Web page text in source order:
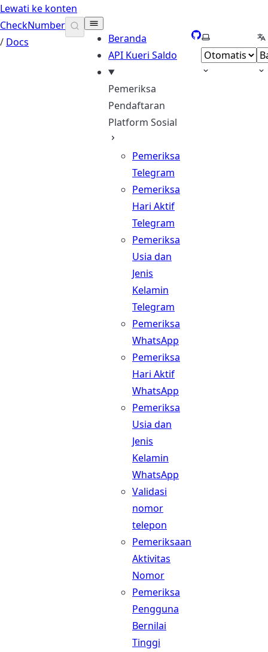
Lewati ke konten
CheckNumber
/ Docs
Beranda
API Kueri Saldo
Pemeriksa
Pendaftaran
Platform Sosial
Pemeriksa
Telegram
Pemeriksa
Hari Aktif
Telegram
Pemeriksa
Usia dan
Jenis
Kelamin
Telegram
Pemeriksa
WhatsApp
Pemeriksa
Hari Aktif
WhatsApp
Pemeriksa
Usia dan
Jenis
Kelamin
WhatsApp
Validasi
nomor
telepon
Pemeriksaan
Aktivitas
Nomor
Pemeriksa
Pengguna
Bernilai
Tinggi
GitHub
Pilih tema